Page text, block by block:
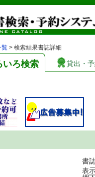
覧 > 検索結果書誌詳細
いろ検索 貸出・
書
表